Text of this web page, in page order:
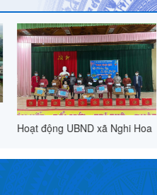
Nghi Hoa xây dựng nông thôn
mới